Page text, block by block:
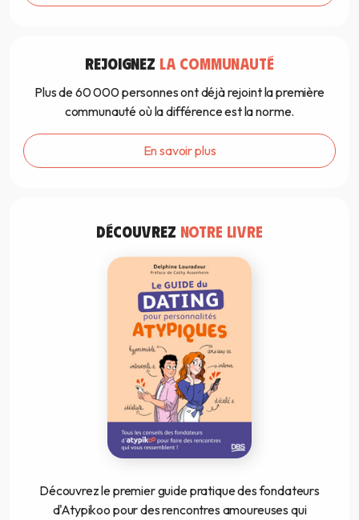
REJOIGNEZ LA COMMUNAUTÉ
Plus de 60 000 personnes ont déjà rejoint la première
communauté où la différence est la norme.
En savoir plus
DÉCOUVREZ NOTRE LIVRE
Découvrez le premier guide pratique des fondateurs
d'Atypikoo pour des rencontres amoureuses qui